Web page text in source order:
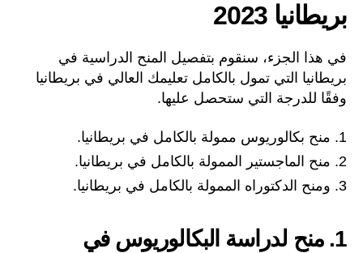
بريطانيا 2023
في هذا الجزء، سنقوم بتفصيل المنح الدراسية في
بريطانيا التي تمول بالكامل تعليمك العالي في بريطانيا
وفقًا للدرجة التي ستحصل عليها.
منح بكالوريوس ممولة بالكامل في بريطانيا.
منح الماجستير الممولة بالكامل في بريطانيا.
ومنح الدكتوراه الممولة بالكامل في بريطانيا.
1. منح لدراسة البكالوريوس في